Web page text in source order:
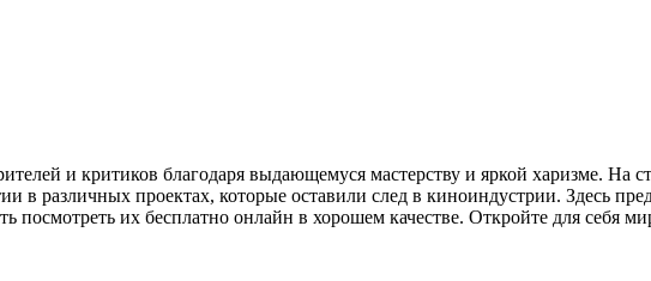
и критиков благодаря выдающемуся мастерству и яркой харизме. На
различных проектах, которые оставили след в киноиндустрии. Здесь
их бесплатно онлайн в хорошем качестве. Откройте для себя